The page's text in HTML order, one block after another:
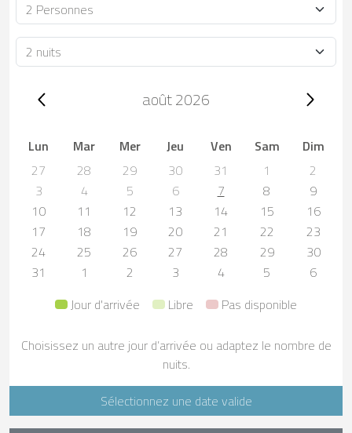
Occupacion
Durée
Trip dates, août 2026août 2026
Lun Mar Mer Jeu Ven Sam
Dim
27
28 29 30 31 1
2
3
4 5 6 7 8
9
10
11 12 13 14 15
16
17
18 19 20 21 22
23
24
25 26 27 28 29
30
31
1 2 3 4 5
6
Jour d'arrivée
Libre Pas disponible
Choisissez un autre jour d’arrivée ou adaptez le nombre de
nuits.
Sélectionnez une date valide